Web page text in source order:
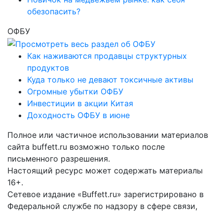
обезопасить?
ОФБУ
Как наживаются продавцы структурных
продуктов
Куда только не девают токсичные активы
Огромные убытки ОФБУ
Инвестиции в акции Китая
Доходность ОФБУ в июне
Полное или частичное использовании материалов
сайта buffett.ru возможно только после
письменного разрешения.
Настоящий ресурс может содержать материалы
16+.
Сетевое издание «Buffett.ru» зарегистрировано в
Федеральной службе по надзору в сфере связи,